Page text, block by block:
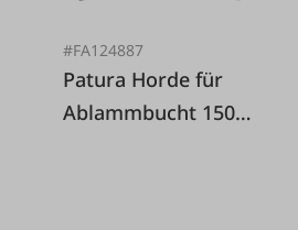
#FA124887
Patura Horde für
Ablammbucht 150